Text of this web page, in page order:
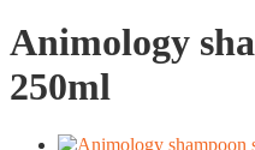
Animology
250ml